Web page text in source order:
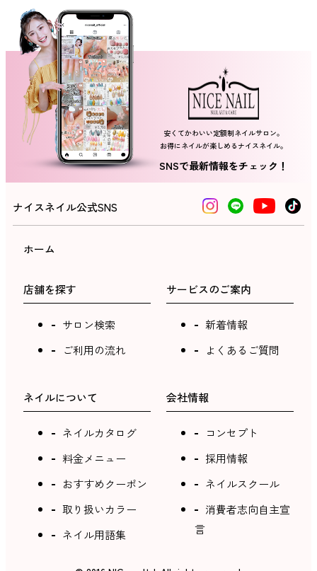
安くてかわいい定額制ネイルサロン。
お得にネイルが楽しめるナイスネイル。
SNSで最新情報をチェック！
ナイスネイル公式SNS
ホーム
店舗を探す
サロン検索
ご利用の流れ
サービスのご案内
新着情報
よくあるご質問
ネイルについて
ネイルカタログ
料金メニュー
おすすめクーポン
取り扱いカラー
ネイル用語集
会社情報
コンセプト
採用情報
ネイルスクール
消費者志向自主宣
言